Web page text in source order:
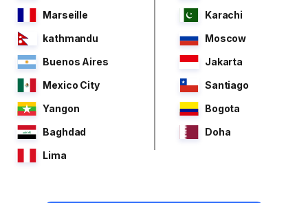
Marseille
Karachi
kathmandu
Moscow
Buenos Aires
Jakarta
Mexico City
Santiago
Yangon
Bogota
Baghdad
Doha
Lima